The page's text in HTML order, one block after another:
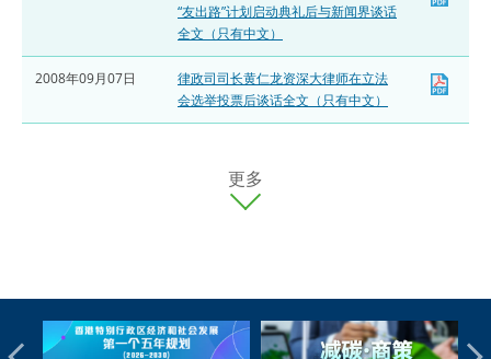
“友出路”计划启动典礼后与新闻界谈话
全文（只有中文）
2008年09月07日
律政司司长黄仁龙资深大律师在立法
会选举投票后谈话全文（只有中文）
更多